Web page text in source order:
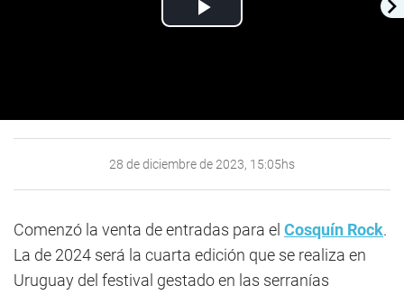
Play
28 de diciembre de 2023, 15:05hs
Comenzó la venta de entradas para el Cosquín Rock.
La de 2024 será la cuarta edición que se realiza en
Uruguay del festival gestado en las serranías